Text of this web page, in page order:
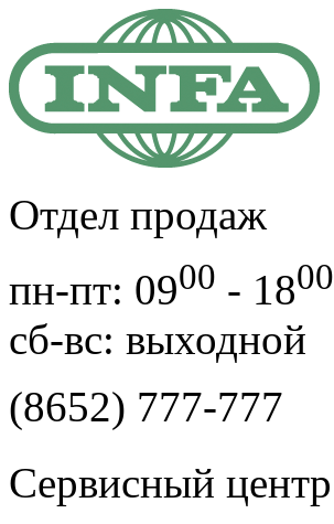
Отдел продаж
пн-пт: 0900 - 1800
cб-вс: выходной
(8652) 777-777
Сервисный центр